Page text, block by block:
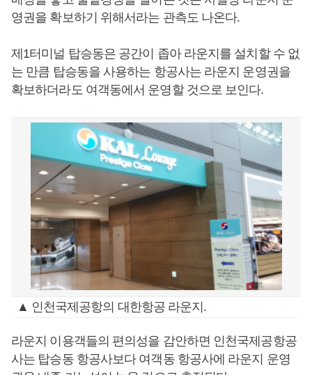
영권을 확보하기 위해서라는 관측도 나온다.
제1터미널 탑승동은 공간이 좁아 라운지를 설치할 수 없
는 만큼 탑승동을 사용하는 항공사는 라운지 운영권을
확보하더라도 여객동에서 운영할 것으로 보인다.
▲ 인천국제공항의 대한항공 라운지.
라운지 이용객들의 편의성을 감안하면 인천국제공항공
사는 탑승동 항공사보다 여객동 항공사에 라운지 운영